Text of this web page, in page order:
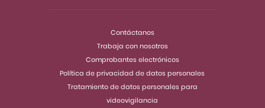
Contáctanos
Trabaja con nosotros
Comprobantes electrónicos
Política de privacidad de datos personales
Tratamiento de datos personales para
videovigilancia